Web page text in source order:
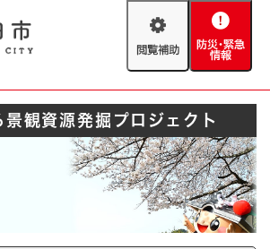
閲
助
防
緊
急
情
報
急情報 救急・消防
AED設置箇所
景観資源発掘プロジェクト